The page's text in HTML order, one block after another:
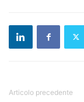
Articolo precedente